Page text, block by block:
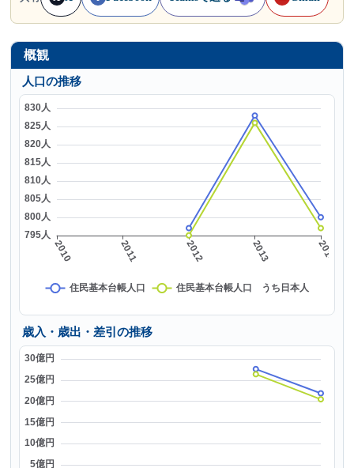
概観
人口の推移
歳入・歳出・差引の推移